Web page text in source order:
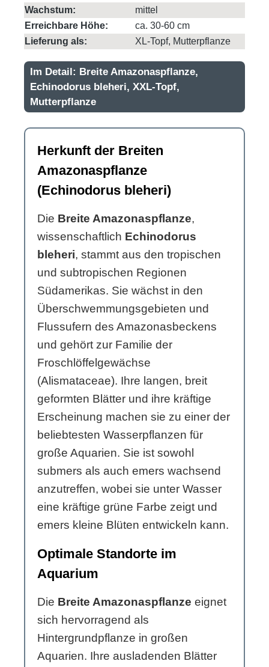
Wachstum:
mittel
Erreichbare Höhe:
ca. 30-60 cm
Lieferung als:
XL-Topf, Mutterpflanze
Im Detail: Breite Amazonaspflanze,
Echinodorus bleheri, XXL-Topf,
Mutterpflanze
Herkunft der Breiten
Amazonaspflanze
(Echinodorus bleheri)
Die Breite Amazonaspflanze,
wissenschaftlich Echinodorus
bleheri, stammt aus den tropischen
und subtropischen Regionen
Südamerikas. Sie wächst in den
Überschwemmungsgebieten und
Flussufern des Amazonasbeckens
und gehört zur Familie der
Froschlöffelgewächse
(Alismataceae). Ihre langen, breit
geformten Blätter und ihre kräftige
Erscheinung machen sie zu einer der
beliebtesten Wasserpflanzen für
große Aquarien. Sie ist sowohl
submers als auch emers wachsend
anzutreffen, wobei sie unter Wasser
eine kräftige grüne Farbe zeigt und
emers kleine Blüten entwickeln kann.
Optimale Standorte im
Aquarium
Die Breite Amazonaspflanze eignet
sich hervorragend als
Hintergrundpflanze in großen
Aquarien. Ihre ausladenden Blätter